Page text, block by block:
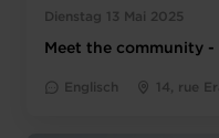
Dienstag 13 Mai 2025
Meet the community
Englisch 14, rue